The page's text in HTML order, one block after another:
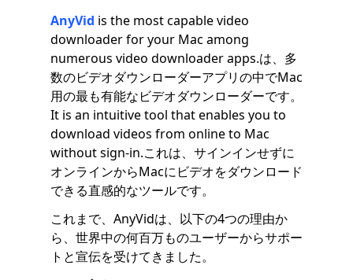
AnyVid is the most capable video
downloader for your Mac among
numerous video downloader apps.は、多
数のビデオダウンローダーアプリの中でMac
用の最も有能なビデオダウンローダーです。
It is an intuitive tool that enables you to
download videos from online to Mac
without sign-in.これは、サインインせずに
オンラインからMacにビデオをダウンロード
できる直感的なツールです。
これまで、AnyVidは、以下の4つの理由か
ら、世界中の何百万ものユーザーからサポー
トと宣伝を受けてきました。